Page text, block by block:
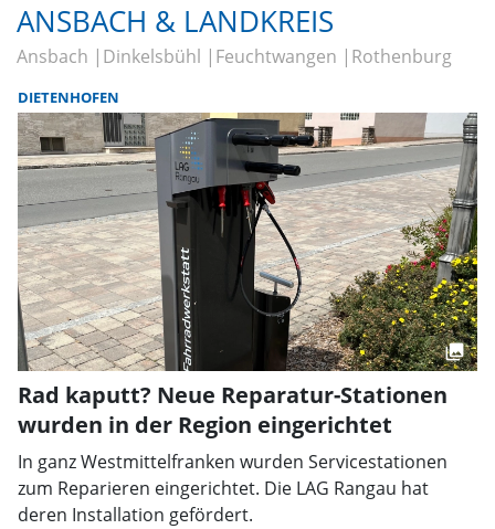
ANSBACH & LANDKREIS
Ansbach Dinkelsbühl Feuchtwangen Rothenburg
DIETENHOFEN
Rad kaputt? Neue Reparatur-Stationen
wurden in der Region eingerichtet
In ganz Westmittelfranken wurden Servicestationen
zum Reparieren eingerichtet. Die LAG Rangau hat
deren Installation gefördert.